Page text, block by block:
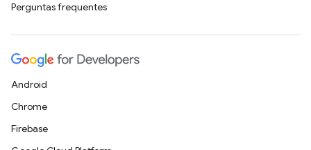
Perguntas frequentes
Android
Chrome
Firebase